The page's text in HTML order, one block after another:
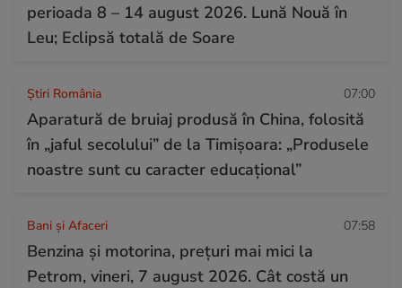
perioada 8 – 14 august 2026. Lună Nouă în
Leu; Eclipsă totală de Soare
Știri România 07:00
Aparatură de bruiaj produsă în China, folosită
în „jaful secolului” de la Timișoara: „Produsele
noastre sunt cu caracter educațional”
Bani și Afaceri 07:58
Benzina și motorina, prețuri mai mici la
Petrom, vineri, 7 august 2026. Cât costă un